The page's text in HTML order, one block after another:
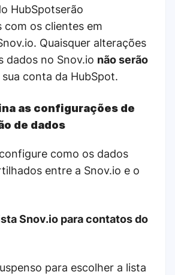
HubSpotserão
com os clientes em
Quaisquer alterações
dados no Snov.io não serão
sua conta da HubSpot.
as configurações de
de dados
como os dados
entre a Snov.io e o
Snov.io para contatos do
para escolher a lista